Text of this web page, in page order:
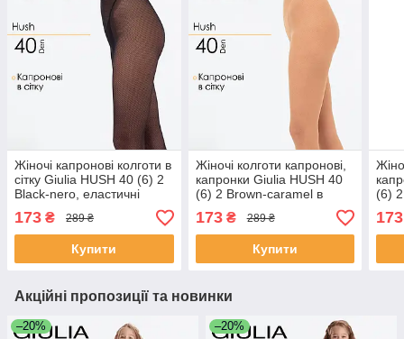
Жіночі капронові колготи в
сітку Giulia HUSH 40 (6) 2
Black-nero, еластичні
колготи Джулія
173 ₴ 289 ₴
Купити
Жіночі колготи капронові,
капронки Giulia HUSH 40
(6) 2 Brown-caramel в
сіточку, еластичні Джулія
173₴ 289 ₴
Купити
(6)
173
Акційні пропозиції та новинки
–20% –20%